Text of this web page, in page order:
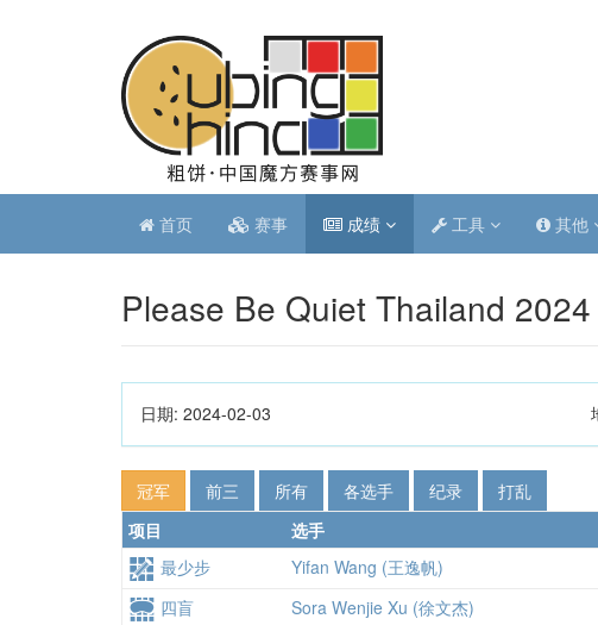
首页 赛事 成绩 工具 其他
Please Be Quiet Thailand 2024
日期: 2024-02-03
冠军 前三 所有 各选手 纪录
打乱
项目
选手
最少步
Yifan Wang (王逸帆)
四盲 Sora Wenjie Xu (徐文杰)